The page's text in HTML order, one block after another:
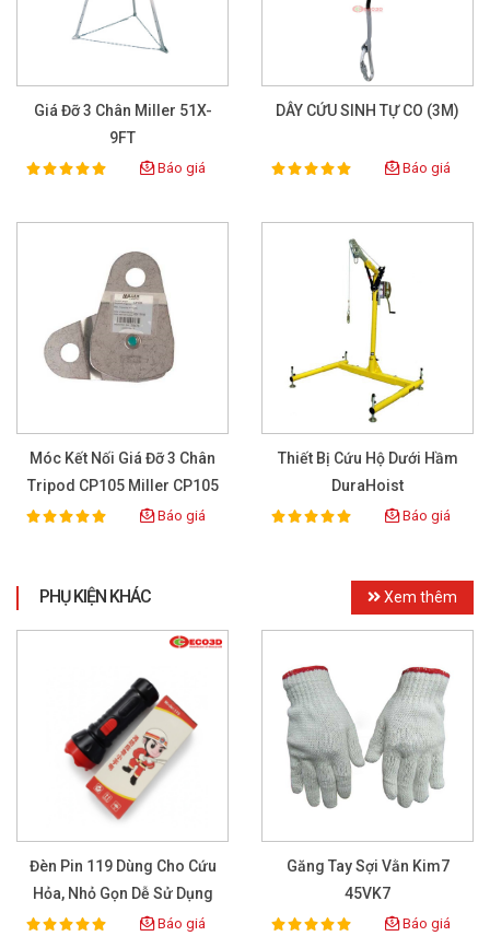
Giá Đỡ 3 Chân Miller 51X-
9FT
Rating:
100% Báo giá
DÂY CỨU SINH TỰ CO (3M)
Rating:
100% Báo giá
Móc Kết Nối Giá Đỡ 3 Chân
Tripod CP105 Miller CP105
Rating:
100% Báo giá
Thiết Bị Cứu Hộ Dưới Hầm
DuraHoist
Rating:
100% Báo giá
PHỤ KIỆN KHÁC Xem thêm
Đèn Pin 119 Dùng Cho Cứu
Hỏa, Nhỏ Gọn Dễ Sử Dụng
Rating:
100% Báo giá
Găng Tay Sợi Vằn Kim7
45VK7
Rating:
100% Báo giá